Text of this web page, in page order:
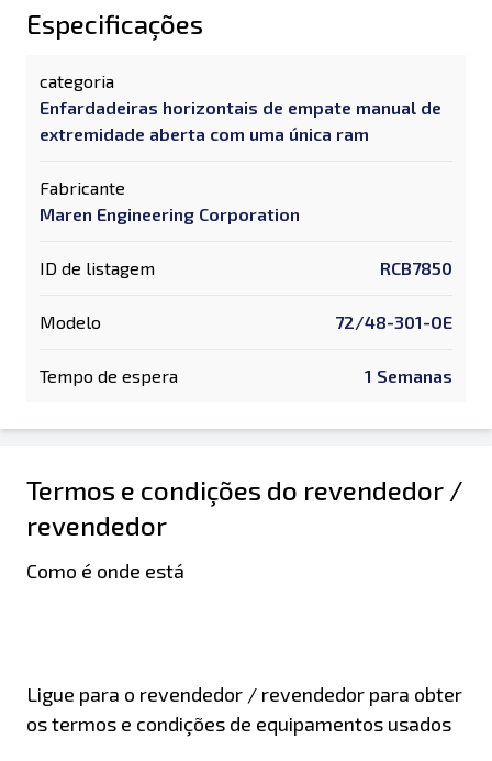
Especificações
categoria
Enfardadeiras horizontais de empate manual de
extremidade aberta com uma única ram
Fabricante
Maren Engineering Corporation
ID de listagem RCB7850
Modelo 72/48-301-OE
Tempo de espera 1 Semanas
Termos e condições do revendedor /
revendedor
Como é onde está
Ligue para o revendedor / revendedor para obter
os termos e condições de equipamentos usados